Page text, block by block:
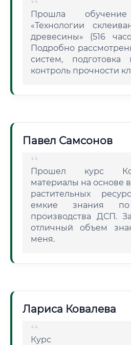
Прошла
«Технологии
древесины» (516
Подробно
систем, подготовка
контроль прочности
Павел Самсонов
Прошел курс
материалы на основе
растительных
емкие знания по
производства ДСП.
отличный объем
меня.
Лариса Ковалева
Курс